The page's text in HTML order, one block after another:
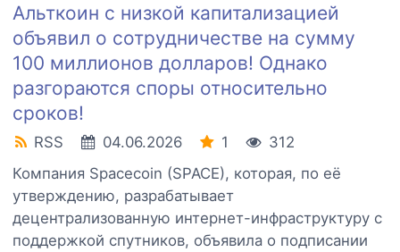
Альткоин с низкой капитализацией
объявил о сотрудничестве на сумму
100 миллионов долларов! Однако
разгораются споры относительно
сроков!
RSS 04.06.2026 1
312
Компания Spacecoin (SPACE), которая, по её
утверждению, разрабатывает
децентрализованную интернет-инфраструктуру с
поддержкой спутников, объявила о подписании